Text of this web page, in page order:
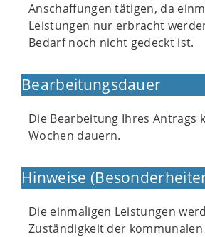
Anschaffungen tätigen, da
Leistungen nur erbracht
Bedarf noch nicht gedeckt ist.
Bearbeitungsdauer
Die Bearbeitung Ihres Antrags
Wochen dauern.
Hinweise
Die einmaligen Leistungen
Zuständigkeit der